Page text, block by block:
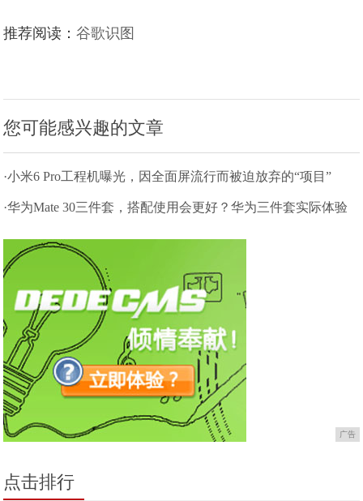
推荐阅读：谷歌识图
您可能感兴趣的文章
·小米6 Pro工程机曝光，因全面屏流行而被迫放弃的“项目”
·华为Mate 30三件套，搭配使用会更好？华为三件套实际体验
广告
点击排行